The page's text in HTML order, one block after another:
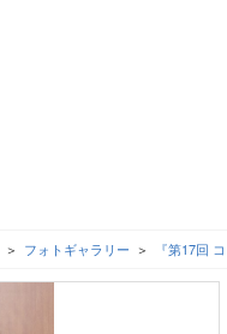
フォトギャラリー 『第17回